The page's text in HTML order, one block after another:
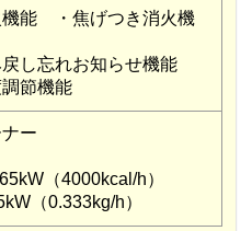
機能 ・焦げつき消火機
戻し忘れお知らせ機能
調節機能
ー
（4000kcal/h）
（0.333kg/h）